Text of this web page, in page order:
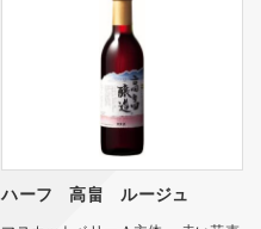
ハーフ 高畠 ルージュ